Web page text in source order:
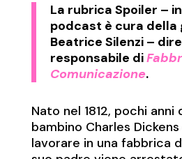
La rubrica Spoiler –
podcast è cura della
Beatrice Silenzi –
responsabile di
Comunicazione.
Nato nel 1812, pochi anni
bambino Charles
lavorare in una fabbrica